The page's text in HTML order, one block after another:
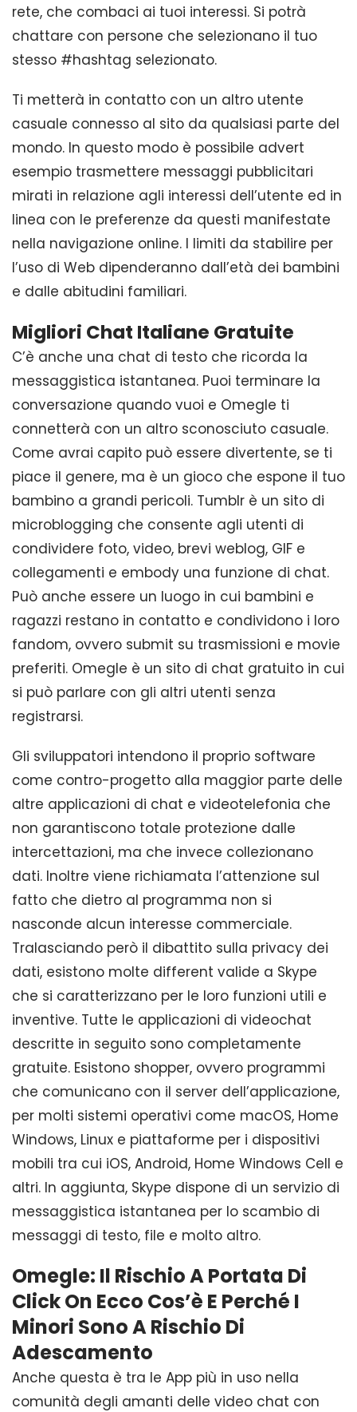
rete, che combaci ai tuoi interessi. Si potrà
chattare con persone che selezionano il tuo
stesso #hashtag selezionato.
Ti metterà in contatto con un altro utente
casuale connesso al sito da qualsiasi parte del
mondo. In questo modo è possibile advert
esempio trasmettere messaggi pubblicitari
mirati in relazione agli interessi dell’utente ed in
linea con le preferenze da questi manifestate
nella navigazione online. I limiti da stabilire per
l’uso di Web dipenderanno dall’età dei bambini
e dalle abitudini familiari.
Migliori Chat Italiane Gratuite
C’è anche una chat di testo che ricorda la
messaggistica istantanea. Puoi terminare la
conversazione quando vuoi e Omegle ti
connetterà con un altro sconosciuto casuale.
Come avrai capito può essere divertente, se ti
piace il genere, ma è un gioco che espone il tuo
bambino a grandi pericoli. Tumblr è un sito di
microblogging che consente agli utenti di
condividere foto, video, brevi weblog, GIF e
collegamenti e embody una funzione di chat.
Può anche essere un luogo in cui bambini e
ragazzi restano in contatto e condividono i loro
fandom, ovvero submit su trasmissioni e movie
preferiti. Omegle è un sito di chat gratuito in cui
si può parlare con gli altri utenti senza
registrarsi.
Gli sviluppatori intendono il proprio software
come contro-progetto alla maggior parte delle
altre applicazioni di chat e videotelefonia che
non garantiscono totale protezione dalle
intercettazioni, ma che invece collezionano
dati. Inoltre viene richiamata l’attenzione sul
fatto che dietro al programma non si
nasconde alcun interesse commerciale.
Tralasciando però il dibattito sulla privacy dei
dati, esistono molte different valide a Skype
che si caratterizzano per le loro funzioni utili e
inventive. Tutte le applicazioni di videochat
descritte in seguito sono completamente
gratuite. Esistono shopper, ovvero programmi
che comunicano con il server dell’applicazione,
per molti sistemi operativi come macOS, Home
Windows, Linux e piattaforme per i dispositivi
mobili tra cui iOS, Android, Home Windows Cell e
altri. In aggiunta, Skype dispone di un servizio di
messaggistica istantanea per lo scambio di
messaggi di testo, file e molto altro.
Omegle: Il Rischio A Portata Di
Click On Ecco Cos’è E Perché I
Minori Sono A Rischio Di
Adescamento
Anche questa è tra le App più in uso nella
comunità degli amanti delle video chat con